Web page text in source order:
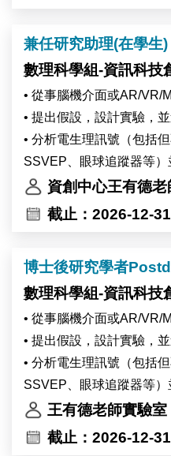
• Formulate hypotheses,
out data collection.
• Analyze the collected
limited to EEG, EMG,
summarize the findings.
• Contribute to the design
collecting bio-signals and
• Write scientific papers
conferences and journals.
groups on documenting
technologies.”
兼任研究助理(在學生)
數理科學組-資訊科技
• 從事腦機介面或AR/VR/
• 提出假設，設計實驗，
• 分析電生理訊號（包括
SSVEP、眼球追蹤器等）
• 撰寫科學論文並發表成
• 與其他團隊成員合作，
• Formulate hypotheses,
out data collection.
• Analyze the collected
limited to EEG, EMG,
summarize the findings.
• Contribute to the design
collecting bio-signals and
• Write scientific papers
conferences and journals.
資創中心王有德
截止：2026-12-31
博士後研究學者
數理科學組-資訊科技
• 從事腦機介面或AR/VR/
• 提出假設，設計實驗，
• 分析電生理訊號（包括
SSVEP、眼球追蹤器等）
• 撰寫科學論文並發表成果
• 與其他團隊成員合作，
王有德老師實驗室
截止：2026-12-31